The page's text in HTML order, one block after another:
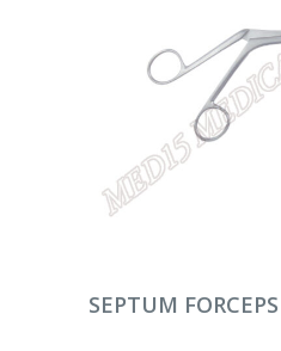
DEVAMINI OKU
SEPTUM FORCEPS